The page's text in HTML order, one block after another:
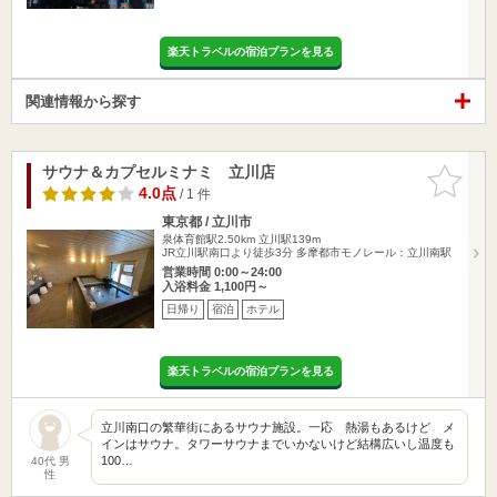
楽天トラベルの宿泊プランを見る
関連情報から探す
お気に入
りに追加
サウナ＆カプセルミナミ 立川店
4.0点/ 1 件
東京都 / 立川市
泉体育館駅2.50km 立川駅139m
JR立川駅南口より徒歩3分 多摩都市モノレール：立川南駅
営業時間 0:00～24:00
入浴料金 1,100円～
日帰り 宿泊 ホテル
楽天トラベルの宿泊プランを見る
40代 男
性
立川南口の繁華街にあるサウナ施設。一応 熱湯もあるけど メ
インはサウナ。タワーサウナまでいかないけど結構広いし温度も
100…